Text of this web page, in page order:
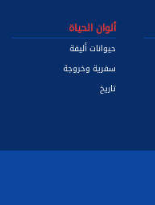
ألوان الحياة
حيوانات أليفة
سفرية وخروجة
تاريخ